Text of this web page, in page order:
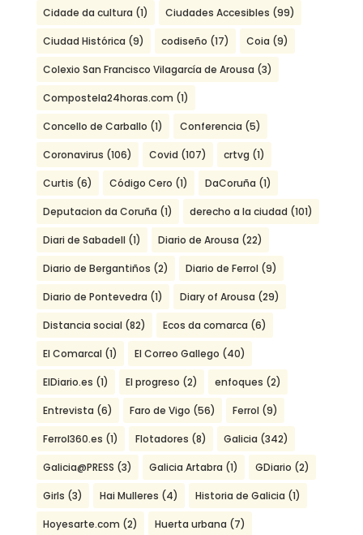
Cidade da cultura (1) Ciudades Accesibles (99)
Ciudad Histórica (9) codiseño (17) Coia (9)
Colexio San Francisco Vilagarcía de Arousa (3)
Compostela24horas.com (1)
Concello de Carballo (1) Conferencia (5)
Coronavirus (106) Covid (107) crtvg (1)
Curtis (6) Código Cero (1) DaCoruña (1)
Deputacion da Coruña (1) derecho a la ciudad (101)
Diari de Sabadell (1) Diario de Arousa (22)
Diario de Bergantiños (2) Diario de Ferrol (9)
Diario de Pontevedra (1) Diary of Arousa (29)
Distancia social (82) Ecos da comarca (6)
El Comarcal (1) El Correo Gallego (40)
ElDiario.es (1) El progreso (2) enfoques (2)
Entrevista (6) Faro de Vigo (56) Ferrol (9)
Ferrol360.es (1) Flotadores (8) Galicia (342)
Galicia@PRESS (3) Galicia Artabra (1) GDiario (2)
Girls (3) Hai Mulleres (4) Historia de Galicia (1)
Hoyesarte.com (2) Huerta urbana (7)